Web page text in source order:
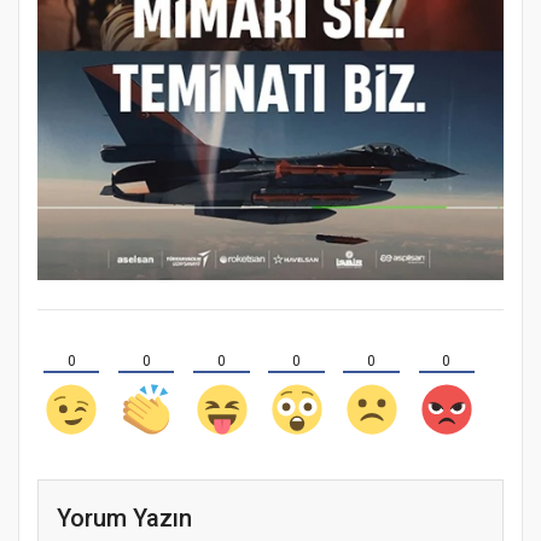
0 0 0 0 0 0
Yorum Yazın